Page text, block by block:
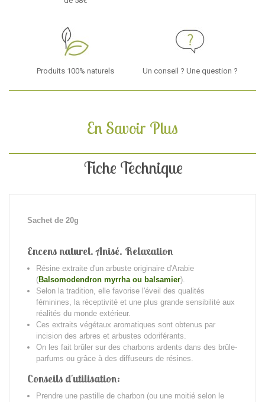
Produits 100% naturels Un conseil ? Une question ?
En Savoir Plus
Fiche Technique
Sachet de 20g
Encens naturel. Anisé. Relaxation
Résine extraite d'un arbuste originaire d'Arabie
(Balsomodendron myrrha ou balsamier).
Selon la tradition, elle favorise l'éveil des qualités
féminines, la réceptivité et une plus grande sensibilité aux
réalités du monde extérieur.
Ces extraits végétaux aromatiques sont obtenus par
incision des arbres et arbustes odoriférants.
On les fait brûler sur des charbons ardents dans des brûle-
parfums ou grâce à des diffuseurs de résines.
Conseils d'utilisation:
Prendre une pastille de charbon (ou une moitié selon le